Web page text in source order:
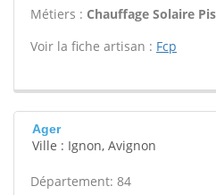
Métiers : Chauffage Solaire
Voir la fiche artisan : Fcp
Ager
Ville : Ignon, Avignon
Département: 84